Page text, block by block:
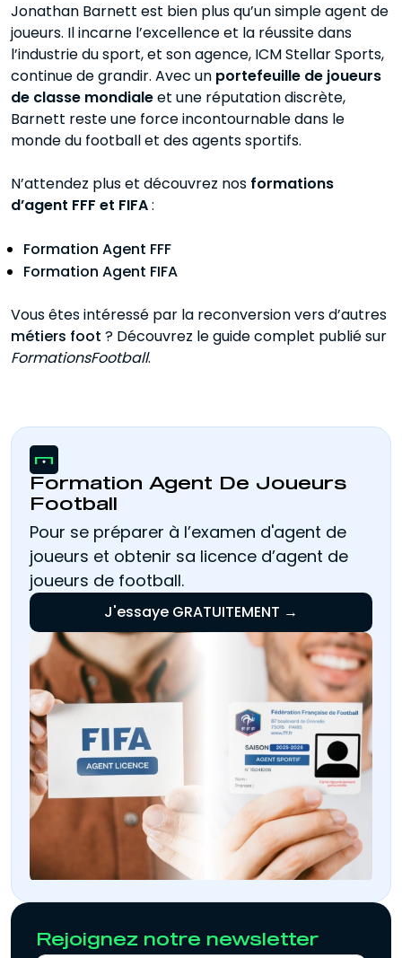
Jonathan Barnett est bien plus qu’un simple agent de
joueurs. Il incarne l’excellence et la réussite dans
l’industrie du sport, et son agence, ICM Stellar Sports,
continue de grandir. Avec un portefeuille de joueurs
de classe mondialeet une réputation discrète,
Barnett reste une force incontournable dans le
monde du football et des agents sportifs.
N’attendez plus et découvrez nos formations
d’agent FFF et FIFA:
Formation Agent FFF
Formation Agent FIFA
Vous êtes intéressé par la reconversion vers d’autres
métiers foot ? Découvrez le guide complet publié sur
FormationsFootball.
Formation Agent De Joueurs
Football
Pour se préparer à l’examen d'agent de
joueurs et obtenir sa licence d’agent de
joueurs de football.
J'essaye GRATUITEMENT →
Rejoignez notre newsletter